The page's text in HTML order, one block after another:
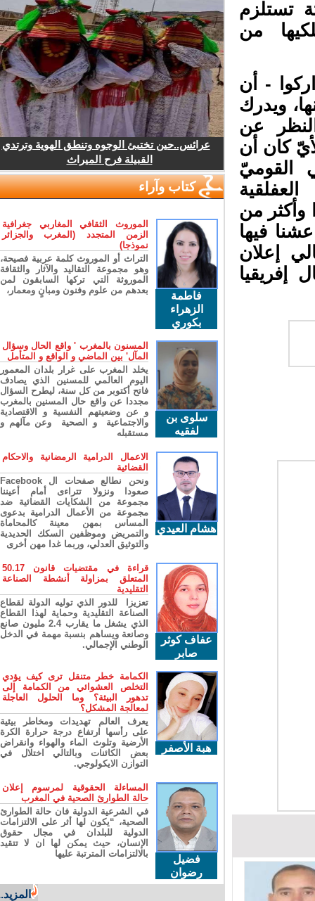
تستلزم
من
- أن
ويدرك
عن
كان أن
القوميّ
من
فيها
إعلان
عرائس..حين تختبئ الوجوه وتنطق الهوية وترتدي
القبيلة فرح الميراث
كتاب وآراء
فاطمة
الزهراء
بكوري
الموروث الثقافي المغاربي جغرافية
الزمن المتجدد (المغرب والجزائر
نموذجا)
التراث أو الموروث كلمة عربية فصيحة،
وهو مجموعة التقاليد والآثار والثقافة
الموروثة التي تركها السابقون لمن
بعدهم من علوم وفنون ومبانٍ ومعمار،
سلوى بن
لفقيه
المسنون بالمغرب ' واقع الحال وسؤال
المآل' بين الماضي و الواقع و المتأمل
يخلد المغرب على غرار بلدان المعمور
اليوم العالمي للمسنين الذي يصادف
فاتح أكتوبر من كل سنة، ليطرح السؤال
مجددا عن واقع حال المسنين بالمغرب
و عن وضعيتهم النفسية و الاقتصادية
والاجتماعية و الصحية وعن مآلهم و
مستقبله
هشام العيدي
الاعمال الدرامية الرمضانية والاحكام
القضائية
ونحن نطالع صفحات ال Facebook
صعودا ونزولا تتراءى أمام أعيننا
مجموعة من الشكايات القضائية ضد
مجموعة من الأعمال الدرامية بدعوى
المساس بمهن معينة كالمحاماة
والتمريض وموظفين السكك الحديدية
والتوثيق العدلي، وربما غدا مهن أخرى
عفاف كوثر
صابر
قراءة في مقتضيات قانون 50.17
المتعلق بمزاولة أنشطة الصناعة
التقليدية
تعزيزا للدور الذي توليه الدولة لقطاع
الصناعة التقليدية وحماية لهذا القطاع
الذي يشغل ما يقارب 2.4 مليون صانع
وصانعة ويساهم بنسبة مهمة في الدخل
الوطني الإجمالي.
هبة الأصفر
الكمامة خطر متنقل ترى كيف يؤدي
التخلص العشوائي من الكمامة إلى
تدهور البيئة؟ وما الحلول العاجلة
لمعالجة المشكل؟
يعرف العالم تهديدات ومخاطر بيئية
على رأسها ارتفاع درجة حرارة الكرة
الأرضية وتلوث الماء والهواء وانقراض
بعض الكائنات وبالتالي اختلال في
التوازن الايكولوجي.
فضيل
رضوان
المساءلة الحقوقية لمرسوم إعلان
حالة الطوارئ الصحية في المغرب
في الشرعية الدولية فان حالة الطوارئ
الصحية، “يكون لها أثر على الالتزامات
الدولية للبلدان في مجال حقوق
الإنسان، حيث يمكن لها ان لا تتقيد
بالالتزامات المترتبة عليها
المزيد...